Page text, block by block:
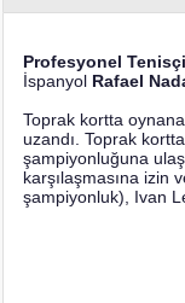
Profesyonel
İspanyol Rafael
Toprak kortta
uzandı. Toprak
şampiyonluğuna
karşılaşmasına izin
şampiyonluk), Ivan